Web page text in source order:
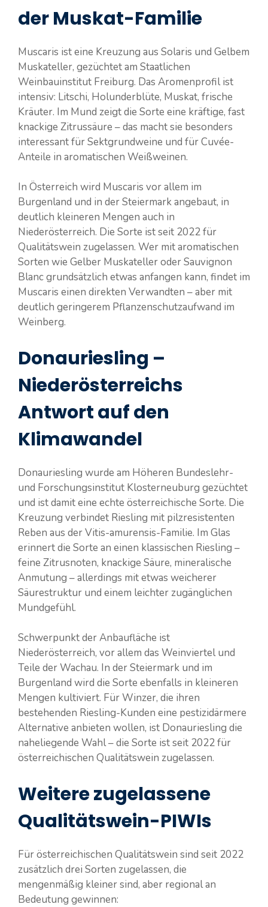
der Muskat-Familie
Muscaris ist eine Kreuzung aus Solaris und Gelbem
Muskateller, gezüchtet am Staatlichen
Weinbauinstitut Freiburg. Das Aromenprofil ist
intensiv: Litschi, Holunderblüte, Muskat, frische
Kräuter. Im Mund zeigt die Sorte eine kräftige, fast
knackige Zitrussäure – das macht sie besonders
interessant für Sektgrundweine und für Cuvée-
Anteile in aromatischen Weißweinen.
In Österreich wird Muscaris vor allem im
Burgenland und in der Steiermark angebaut, in
deutlich kleineren Mengen auch in
Niederösterreich. Die Sorte ist seit 2022 für
Qualitätswein zugelassen. Wer mit aromatischen
Sorten wie Gelber Muskateller oder Sauvignon
Blanc grundsätzlich etwas anfangen kann, findet im
Muscaris einen direkten Verwandten – aber mit
deutlich geringerem Pflanzenschutzaufwand im
Weinberg.
Donauriesling –
Niederösterreichs
Antwort auf den
Klimawandel
Donauriesling wurde am Höheren Bundeslehr-
und Forschungsinstitut Klosterneuburg gezüchtet
und ist damit eine echte österreichische Sorte. Die
Kreuzung verbindet Riesling mit pilzresistenten
Reben aus der Vitis-amurensis-Familie. Im Glas
erinnert die Sorte an einen klassischen Riesling –
feine Zitrusnoten, knackige Säure, mineralische
Anmutung – allerdings mit etwas weicherer
Säurestruktur und einem leichter zugänglichen
Mundgefühl.
Schwerpunkt der Anbaufläche ist
Niederösterreich, vor allem das Weinviertel und
Teile der Wachau. In der Steiermark und im
Burgenland wird die Sorte ebenfalls in kleineren
Mengen kultiviert. Für Winzer, die ihren
bestehenden Riesling-Kunden eine pestizidärmere
Alternative anbieten wollen, ist Donauriesling die
naheliegende Wahl – die Sorte ist seit 2022 für
österreichischen Qualitätswein zugelassen.
Weitere zugelassene
Qualitätswein-PIWIs
Für österreichischen Qualitätswein sind seit 2022
zusätzlich drei Sorten zugelassen, die
mengenmäßig kleiner sind, aber regional an
Bedeutung gewinnen: